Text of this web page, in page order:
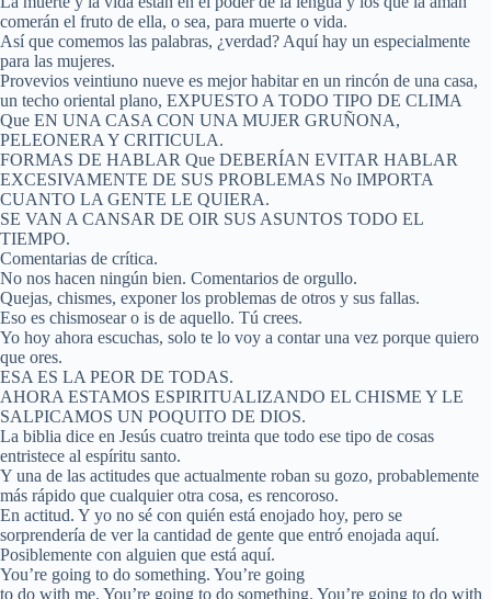
comerán el fruto de ella, o sea, para muerte o vida.
Así que comemos las palabras, ¿verdad? Aquí hay un especialmente
para las mujeres.
Provevios veintiuno nueve es mejor habitar en un rincón de una casa,
un techo oriental plano, EXPUESTO A TODO TIPO DE CLIMA
Que EN UNA CASA CON UNA MUJER GRUÑONA,
PELEONERA Y CRITICULA.
FORMAS DE HABLAR Que DEBERÍAN EVITAR HABLAR
EXCESIVAMENTE DE SUS PROBLEMAS No IMPORTA
CUANTO LA GENTE LE QUIERA.
SE VAN A CANSAR DE OIR SUS ASUNTOS TODO EL
TIEMPO.
Comentarias de crítica.
No nos hacen ningún bien. Comentarios de orgullo.
Quejas, chismes, exponer los problemas de otros y sus fallas.
Eso es chismosear o is de aquello. Tú crees.
Yo hoy ahora escuchas, solo te lo voy a contar una vez porque quiero
que ores.
ESA ES LA PEOR DE TODAS.
AHORA ESTAMOS ESPIRITUALIZANDO EL CHISME Y LE
SALPICAMOS UN POQUITO DE DIOS.
La biblia dice en Jesús cuatro treinta que todo ese tipo de cosas
entristece al espíritu santo.
Y una de las actitudes que actualmente roban su gozo, probablemente
más rápido que cualquier otra cosa, es rencoroso.
En actitud. Y yo no sé con quién está enojado hoy, pero se
sorprendería de ver la cantidad de gente que entró enojada aquí.
Posiblemente con alguien que está aquí.
You’re going to do something. You’re going
to do with me. You’re going to do something. You’re going to do with